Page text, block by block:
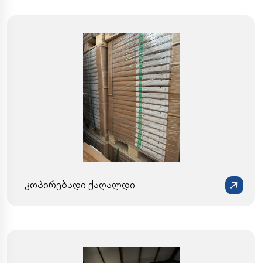
კოპირებადი ქაღალდი